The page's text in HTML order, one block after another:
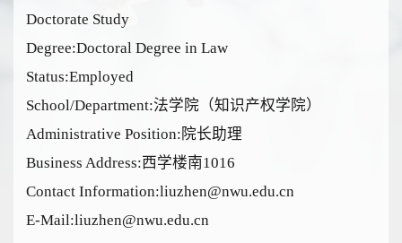
Doctorate Study
Degree:Doctoral Degree in Law
Status:Employed
School/Department:法学院（知识产权学院）
Administrative Position:院长助理
Business Address:西学楼南1016
Contact Information:liuzhen@nwu.edu.cn
E-Mail:liuzhen@nwu.edu.cn